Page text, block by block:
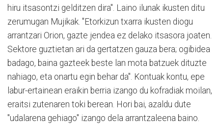
hiru itsasontzi gelditzen dira". Laino ilunak ikusten ditu
zerumugan Mujikak. "Etorkizun txarra ikusten diogu
arrantzari Orion, gazte jendea ez delako itsasora joaten.
Sektore guztietan ari da gertatzen gauza bera; ogibidea
badago, baina gazteek beste lan mota batzuek dituzte
nahiago, eta onartu egin behar da". Kontuak kontu, epe
labur-ertainean eraikin berria izango du kofradiak moilan,
eraitsi zutenaren toki berean. Hori bai, azaldu dute
"udalarena gehiago" izango dela arrantzaleena baino.